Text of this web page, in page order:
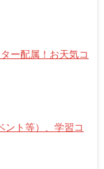
ー配属！お天気コ
ント等）、学習コ